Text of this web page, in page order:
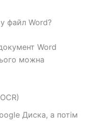
файл Word?
Word
можна
Диска, а потім